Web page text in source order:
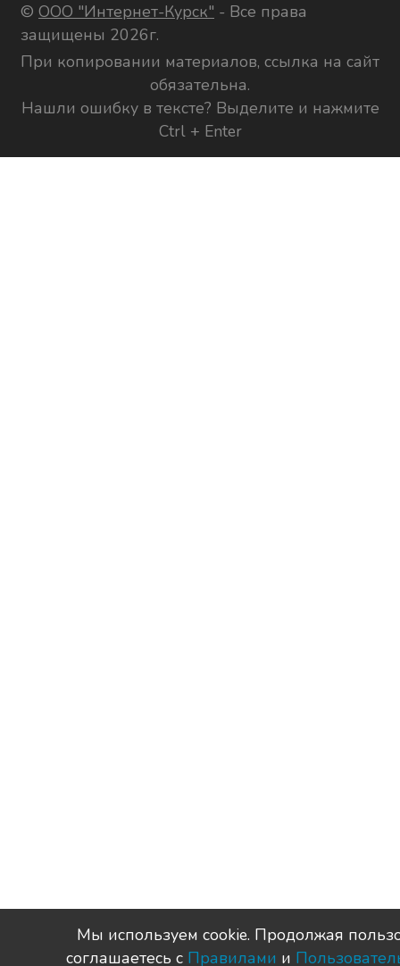
© ООО "Интернет-Курск" - Все права
защищены 2026г.
При копировании материалов, ссылка на сайт
обязательна.
Нашли ошибку в тексте? Выделите и нажмите
Ctrl + Enter
Мы используем сookie. Продолжая
соглашаетесь с Правилами и